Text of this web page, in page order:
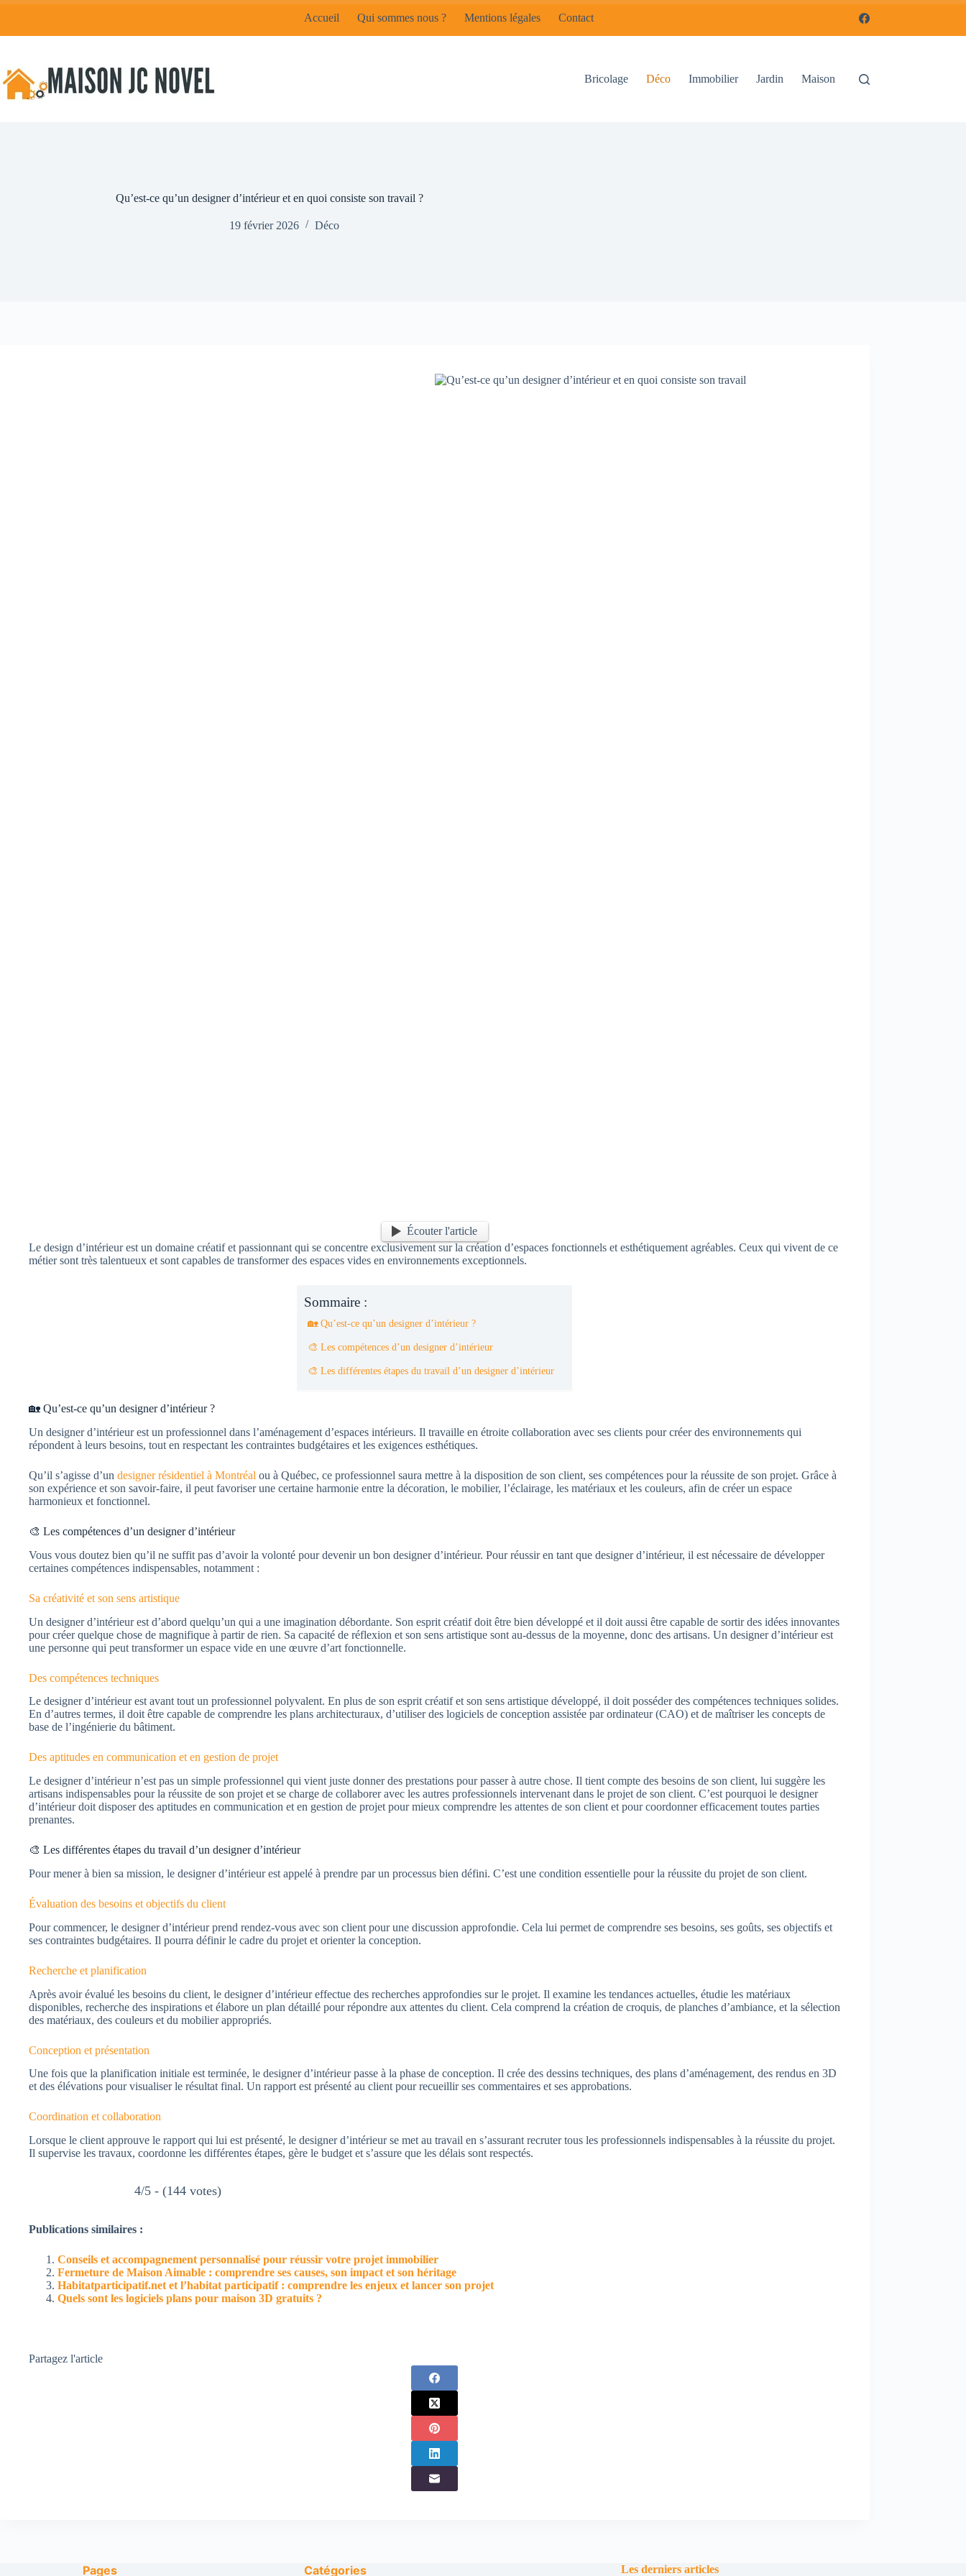
Accueil Qui sommes nous ? Mentions légales Contact
Bricolage Déco Immobilier Jardin Maison
Qu’est-ce qu’un designer d’intérieur et en quoi consiste son travail ?
19 février 2026 Déco
Écouter l'article
Le design d’intérieur est un domaine créatif et passionnant qui se concentre exclusivement sur la création d’espaces fonctionnels et esthétiquement agréables. Ceux qui vivent de ce
métier sont très talentueux et sont capables de transformer des espaces vides en environnements exceptionnels.
Sommaire :
🏡 Qu’est-ce qu’un designer d’intérieur ?
🎨 Les compétences d’un designer d’intérieur
🎨 Les différentes étapes du travail d’un designer d’intérieur
🏡 Qu’est-ce qu’un designer d’intérieur ?
Un designer d’intérieur est un professionnel dans l’aménagement d’espaces intérieurs. Il travaille en étroite collaboration avec ses clients pour créer des environnements qui
répondent à leurs besoins, tout en respectant les contraintes budgétaires et les exigences esthétiques.
Qu’il s’agisse d’un designer résidentiel à Montréal ou à Québec, ce professionnel saura mettre à la disposition de son client, ses compétences pour la réussite de son projet. Grâce à
son expérience et son savoir-faire, il peut favoriser une certaine harmonie entre la décoration, le mobilier, l’éclairage, les matériaux et les couleurs, afin de créer un espace
harmonieux et fonctionnel.
🎨 Les compétences d’un designer d’intérieur
Vous vous doutez bien qu’il ne suffit pas d’avoir la volonté pour devenir un bon designer d’intérieur. Pour réussir en tant que designer d’intérieur, il est nécessaire de développer
certaines compétences indispensables, notamment :
Sa créativité et son sens artistique
Un designer d’intérieur est d’abord quelqu’un qui a une imagination débordante. Son esprit créatif doit être bien développé et il doit aussi être capable de sortir des idées innovantes
pour créer quelque chose de magnifique à partir de rien. Sa capacité de réflexion et son sens artistique sont au-dessus de la moyenne, donc des artisans. Un designer d’intérieur est
une personne qui peut transformer un espace vide en une œuvre d’art fonctionnelle.
Des compétences techniques
Le designer d’intérieur est avant tout un professionnel polyvalent. En plus de son esprit créatif et son sens artistique développé, il doit posséder des compétences techniques solides.
En d’autres termes, il doit être capable de comprendre les plans architecturaux, d’utiliser des logiciels de conception assistée par ordinateur (CAO) et de maîtriser les concepts de
base de l’ingénierie du bâtiment.
Des aptitudes en communication et en gestion de projet
Le designer d’intérieur n’est pas un simple professionnel qui vient juste donner des prestations pour passer à autre chose. Il tient compte des besoins de son client, lui suggère les
artisans indispensables pour la réussite de son projet et se charge de collaborer avec les autres professionnels intervenant dans le projet de son client. C’est pourquoi le designer
d’intérieur doit disposer des aptitudes en communication et en gestion de projet pour mieux comprendre les attentes de son client et pour coordonner efficacement toutes parties
prenantes.
🎨 Les différentes étapes du travail d’un designer d’intérieur
Pour mener à bien sa mission, le designer d’intérieur est appelé à prendre par un processus bien défini. C’est une condition essentielle pour la réussite du projet de son client.
Évaluation des besoins et objectifs du client
Pour commencer, le designer d’intérieur prend rendez-vous avec son client pour une discussion approfondie. Cela lui permet de comprendre ses besoins, ses goûts, ses objectifs et
ses contraintes budgétaires. Il pourra définir le cadre du projet et orienter la conception.
Recherche et planification
Après avoir évalué les besoins du client, le designer d’intérieur effectue des recherches approfondies sur le projet. Il examine les tendances actuelles, étudie les matériaux
disponibles, recherche des inspirations et élabore un plan détaillé pour répondre aux attentes du client. Cela comprend la création de croquis, de planches d’ambiance, et la sélection
des matériaux, des couleurs et du mobilier appropriés.
Conception et présentation
Une fois que la planification initiale est terminée, le designer d’intérieur passe à la phase de conception. Il crée des dessins techniques, des plans d’aménagement, des rendus en 3D
et des élévations pour visualiser le résultat final. Un rapport est présenté au client pour recueillir ses commentaires et ses approbations.
Coordination et collaboration
Lorsque le client approuve le rapport qui lui est présenté, le designer d’intérieur se met au travail en s’assurant recruter tous les professionnels indispensables à la réussite du projet.
Il supervise les travaux, coordonne les différentes étapes, gère le budget et s’assure que les délais sont respectés.
4/5 - (144 votes)
Publications similaires :
Conseils et accompagnement personnalisé pour réussir votre projet immobilier
Fermeture de Maison Aimable : comprendre ses causes, son impact et son héritage
Habitatparticipatif.net et l’habitat participatif : comprendre les enjeux et lancer son projet
Quels sont les logiciels plans pour maison 3D gratuits ?
Partagez l'article
Pages Catégories Les derniers articles